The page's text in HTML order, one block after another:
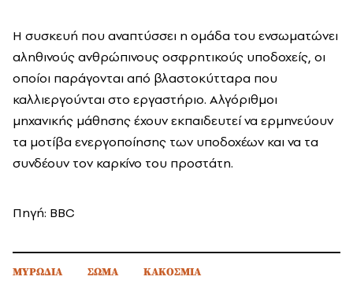
Η συσκευή που αναπτύσσει η ομάδα του ενσωματώνει
αληθινούς ανθρώπινους οσφρητικούς υποδοχείς, οι
οποίοι παράγονται από βλαστοκύτταρα που
καλλιεργούνται στο εργαστήριο. Αλγόριθμοι
μηχανικής μάθησης έχουν εκπαιδευτεί να ερμηνεύουν
τα μοτίβα ενεργοποίησης των υποδοχέων και να τα
συνδέουν τον καρκίνο του προστάτη.
Πηγή: BBC
ΜΥΡΩΔΙΑ ΣΩΜΑ ΚΑΚΟΣΜΙΑ